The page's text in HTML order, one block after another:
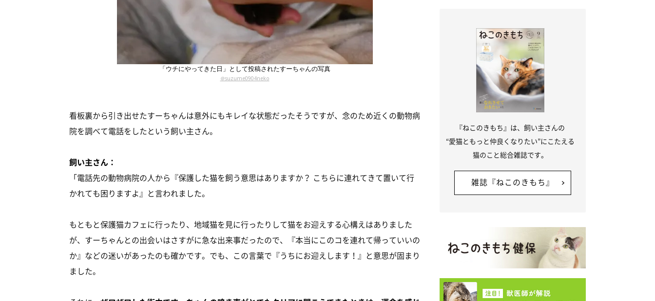
「ウチにやってきた日」として投稿されたすーちゃんの写真
＠suzume0904neko
看板裏から引き出せたすーちゃんは意外にもキレイな状態だったそうですが、念のため近くの動物病
院を調べて電話をしたという飼い主さん。
飼い主さん：
「電話先の動物病院の人から『保護した猫を飼う意思はありますか？ こちらに連れてきて置いて行
かれても困りますよ』と言われました。
もともと保護猫カフェに行ったり、地域猫を見に行ったりして猫をお迎えする心構えはありました
が、すーちゃんとの出会いはさすがに急な出来事だったので、『本当にこのコを連れて帰っていいの
か』などの迷いがあったのも確かです。でも、この言葉で『うちにお迎えします！』と意思が固まり
ました。
『ねこのきもち』は、飼い主さんの
“愛猫ともっと仲良くなりたい”にこたえる
猫のこと総合雑誌です。
雑誌『ねこのきもち』